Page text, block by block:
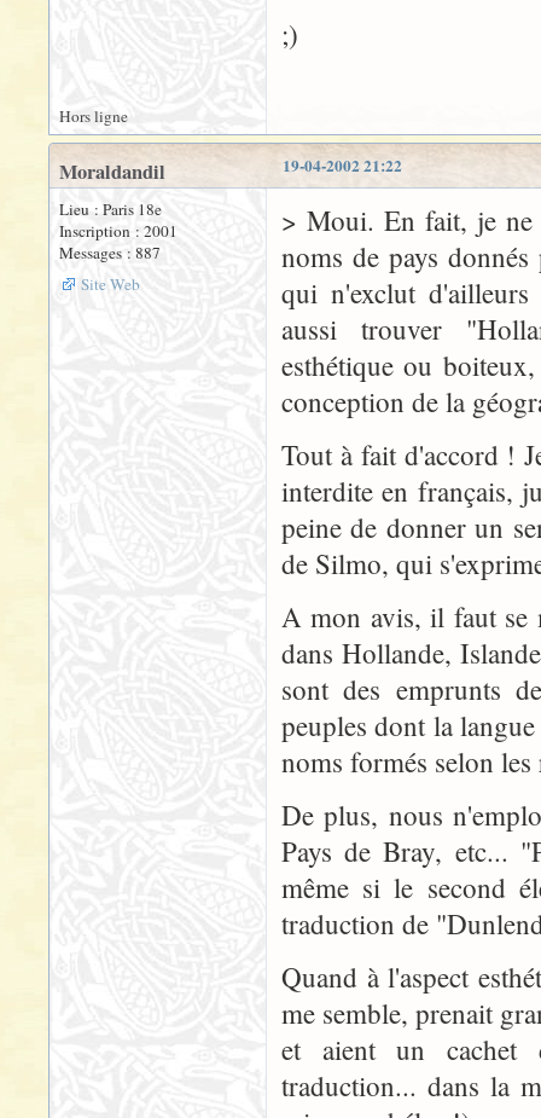
;)
Hors ligne
19-04-2002 21:22
Moraldandil
Lieu : Paris 18e
Inscription : 2001
Messages : 887
Site Web
> Moui. En fait, je ne
noms de pays
qui n'exclut
aussi trouver
esthétique ou
conception de la
Tout à fait d'accord !
interdite en français,
peine de donner un
de Silmo, qui
A mon avis, il faut se
dans Hollande,
sont des emprunts
peuples dont la
noms formés selon
De plus, nous
Pays de Bray, etc...
même si le second
traduction de
Quand à l'aspect
me semble, prenait
et aient un cachet
traduction... dans la